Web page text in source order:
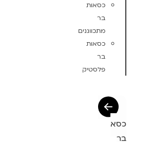
כסאות
בר
מתכווננים
כסאות
בר
פלסטיק
כסא
בר